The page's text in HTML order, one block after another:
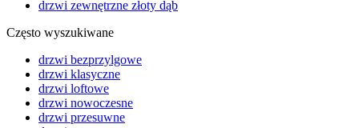
drzwi zewnętrzne złoty dąb
Często wyszukiwane
drzwi bezprzylgowe
drzwi klasyczne
drzwi loftowe
drzwi nowoczesne
drzwi przesuwne